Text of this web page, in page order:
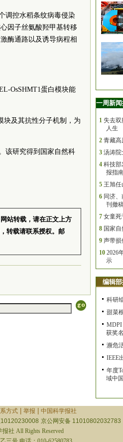
调控水稻条纹病毒侵染
因子丝氨酸羟甲基转移
酶通路以及诱导病程相
OsSHMT1蛋白模块能
块及其抗性分子机制，为
该研究得到国家自然科
站转载，请在正文上方
转载请联系授权。邮
一周新
1 失去
人生
2 青藏高
3 汤涛院
4 科技部
报指
5 王旭
6 同济
刊撤
7 女童死
8 国家
9 声带损
10 2026
示
编辑
科研
甜菜
MDPI
获奖
濒危
IEEE
年度
域中
方式| 举报
中国科学报社
京公网安备 11010802032783
社 All Rights Reserved